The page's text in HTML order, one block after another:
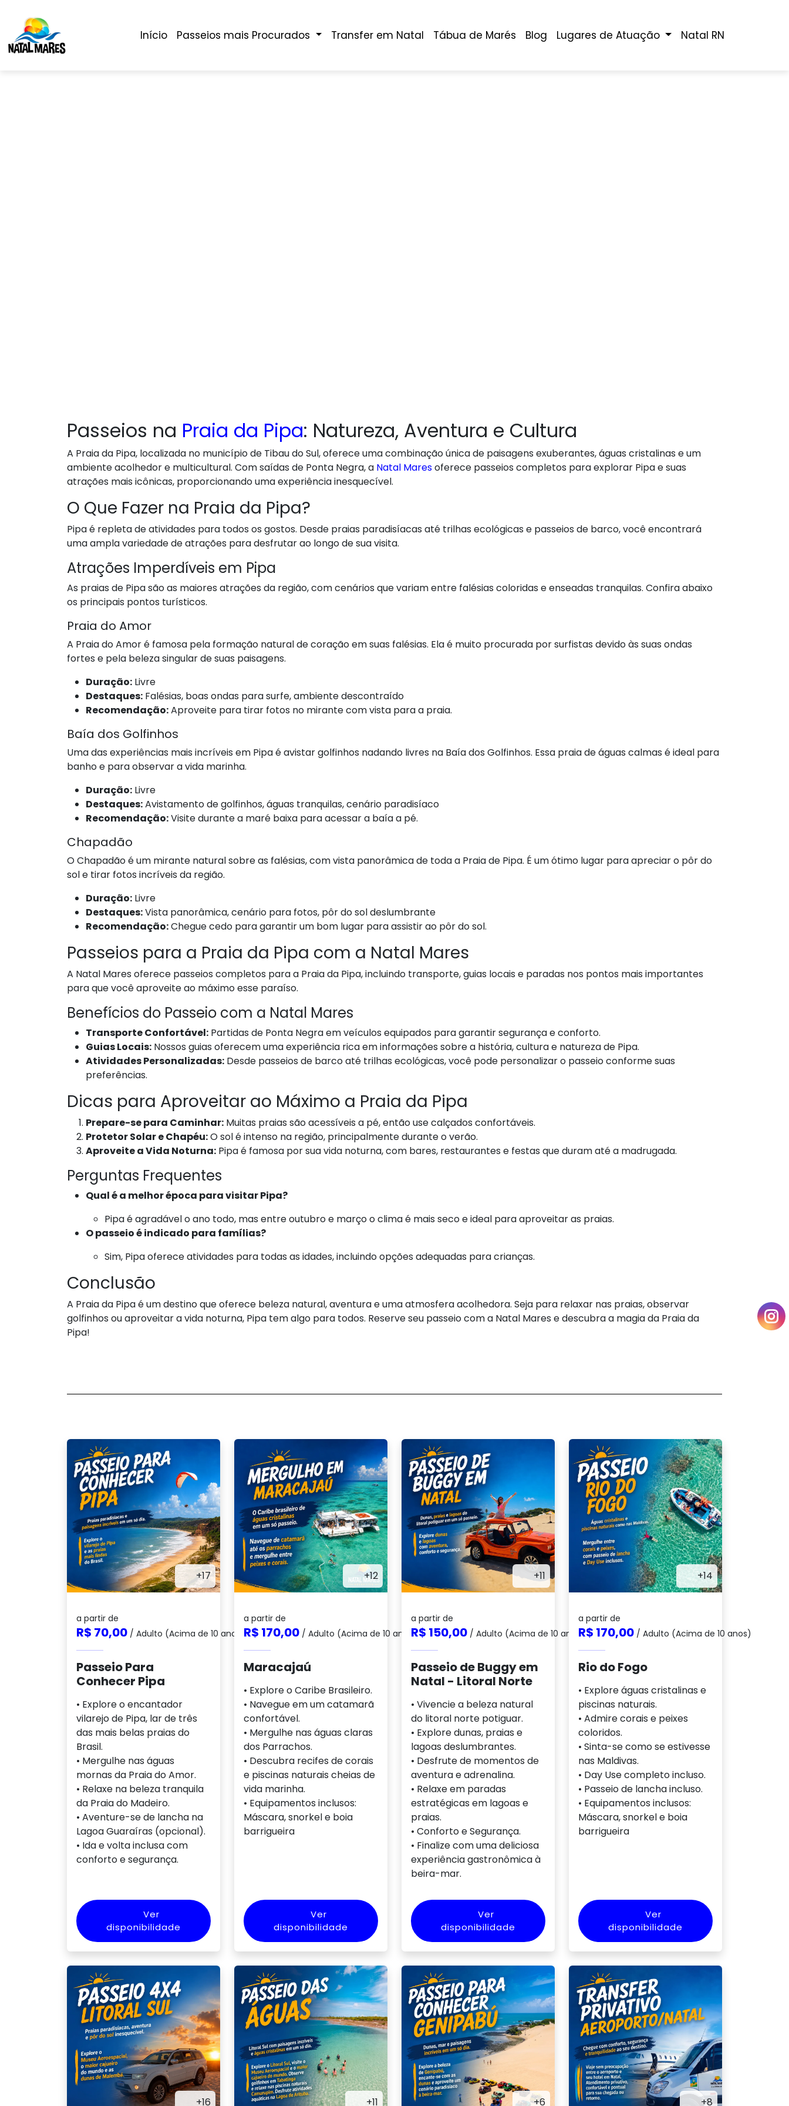
Início Passeios mais Procurados Transfer em Natal Tábua de Marés Blog Lugares de Atuação Natal RN
Passeios na Praia da Pipa: Natureza, Aventura e Cultura
A Praia da Pipa, localizada no município de Tibau do Sul, oferece uma combinação única de paisagens exuberantes, águas cristalinas e um
ambiente acolhedor e multicultural. Com saídas de Ponta Negra, a Natal Maresoferece passeios completos para explorar Pipa e suas
atrações mais icônicas, proporcionando uma experiência inesquecível.
O Que Fazer na Praia da Pipa?
Pipa é repleta de atividades para todos os gostos. Desde praias paradisíacas até trilhas ecológicas e passeios de barco, você encontrará
uma ampla variedade de atrações para desfrutar ao longo de sua visita.
Atrações Imperdíveis em Pipa
As praias de Pipa são as maiores atrações da região, com cenários que variam entre falésias coloridas e enseadas tranquilas. Confira abaixo
os principais pontos turísticos.
Praia do Amor
A Praia do Amor é famosa pela formação natural de coração em suas falésias. Ela é muito procurada por surfistas devido às suas ondas
fortes e pela beleza singular de suas paisagens.
Duração: Livre
Destaques: Falésias, boas ondas para surfe, ambiente descontraído
Recomendação:Aproveite para tirar fotos no mirante com vista para a praia.
Baía dos Golfinhos
Uma das experiências mais incríveis em Pipa é avistar golfinhos nadando livres na Baía dos Golfinhos. Essa praia de águas calmas é ideal para
banho e para observar a vida marinha.
Duração: Livre
Destaques:Avistamento de golfinhos, águas tranquilas, cenário paradisíaco
Recomendação:Visite durante a maré baixa para acessar a baía a pé.
Chapadão
O Chapadão é um mirante natural sobre as falésias, com vista panorâmica de toda a Praia de Pipa. É um ótimo lugar para apreciar o pôr do
sol e tirar fotos incríveis da região.
Duração: Livre
Destaques:Vista panorâmica, cenário para fotos, pôr do sol deslumbrante
Recomendação:Chegue cedo para garantir um bom lugar para assistir ao pôr do sol.
Passeios para a Praia da Pipa com a Natal Mares
A Natal Mares oferece passeios completos para a Praia da Pipa, incluindo transporte, guias locais e paradas nos pontos mais importantes
para que você aproveite ao máximo esse paraíso.
Benefícios do Passeio com a Natal Mares
Transporte Confortável: Partidas de Ponta Negra em veículos equipados para garantir segurança e conforto.
Guias Locais: Nossos guias oferecem uma experiência rica em informações sobre a história, cultura e natureza de Pipa.
Atividades Personalizadas: Desde passeios de barco até trilhas ecológicas, você pode personalizar o passeio conforme suas
preferências.
Dicas para Aproveitar ao Máximo a Praia da Pipa
Prepare-se para Caminhar: Muitas praias são acessíveis a pé, então use calçados confortáveis.
Protetor Solar e Chapéu:O sol é intenso na região, principalmente durante o verão.
Aproveite a Vida Noturna: Pipa é famosa por sua vida noturna, com bares, restaurantes e festas que duram até a madrugada.
Perguntas Frequentes
Qual é a melhor época para visitar Pipa?
Pipa é agradável o ano todo, mas entre outubro e março o clima é mais seco e ideal para aproveitar as praias.
O passeio é indicado para famílias?
Sim, Pipa oferece atividades para todas as idades, incluindo opções adequadas para crianças.
Conclusão
A Praia da Pipa é um destino que oferece beleza natural, aventura e uma atmosfera acolhedora. Seja para relaxar nas praias, observar
golfinhos ou aproveitar a vida noturna, Pipa tem algo para todos. Reserve seu passeio com a Natal Mares e descubra a magia da Praia da
Pipa!
+17
a partir de
R$ 70,00 / Adulto (Acima de 10 anos)
Passeio Para
Conhecer Pipa
• Explore o encantador
vilarejo de Pipa, lar de três
das mais belas praias do
Brasil.
• Mergulhe nas águas
mornas da Praia do Amor.
• Relaxe na beleza tranquila
da Praia do Madeiro.
• Aventure-se de lancha na
Lagoa Guaraíras (opcional).
• Ida e volta inclusa com
conforto e segurança.
Ver
disponibilidade
+12
a partir de
R$ 170,00 / Adulto (Acima de 10 anos)
Maracajaú
• Explore o Caribe Brasileiro.
• Navegue em um catamarã
confortável.
• Mergulhe nas águas claras
dos Parrachos.
• Descubra recifes de corais
e piscinas naturais cheias de
vida marinha.
• Equipamentos inclusos:
Máscara, snorkel e boia
barrigueira
Ver
disponibilidade
+11
a partir de
R$ 150,00 / Adulto (Acima de 10 anos)
Passeio de Buggy em
Natal - Litoral Norte
• Vivencie a beleza natural
do litoral norte potiguar.
• Explore dunas, praias e
lagoas deslumbrantes.
• Desfrute de momentos de
aventura e adrenalina.
• Relaxe em paradas
estratégicas em lagoas e
praias.
• Conforto e Segurança.
• Finalize com uma deliciosa
experiência gastronômica à
beira-mar.
Ver
disponibilidade
+14
a partir de
R$ 170,00 / Adulto (Acima de 10 anos)
Rio do Fogo
• Explore águas cristalinas e
piscinas naturais.
• Admire corais e peixes
coloridos.
• Sinta-se como se estivesse
nas Maldivas.
• Day Use completo incluso.
• Passeio de lancha incluso.
• Equipamentos inclusos:
Máscara, snorkel e boia
barrigueira
Ver
disponibilidade
+16 +11 +6 +8